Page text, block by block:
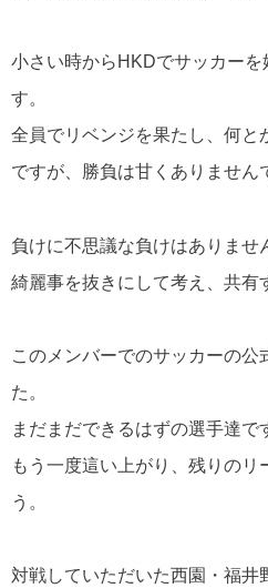
小さい時からHKDでサッカー
す。
全員でリベンジを果たし、何と
ですが、勝負は甘くありません
負けに不思議な負けはありませ
綺麗事を抜きにして考え、共有
このメンバーでのサッカーの公
た。
まだまだできるはずの選手達で
もう一度這い上がり、残りのリ
う。
対戦していただいた西園・福井